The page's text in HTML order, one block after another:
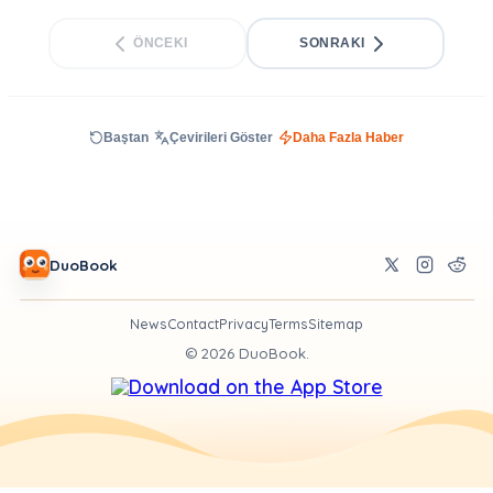
ÖNCEKI SONRAKI
Baştan Çevirileri Göster Daha Fazla Haber
DuoBook
NewsContactPrivacyTermsSitemap
© 2026DuoBook.